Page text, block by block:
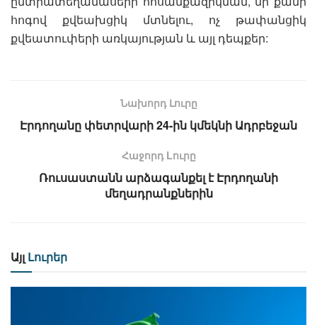
հոգով քվեախցիկ մտնելու, ոչ թափանցիկ
քվեատուփերի առկայության և այլ դեպքեր:
Նախորդ Լուրը
Էրդողանը փետրվարի 24-ին կմեկնի Ադրբեջան
Հաջորդ Lուրը
Ռուսաստանն արձագանքել է Էրդողանի
մեղադրանքներին
Այլ Լուրեր